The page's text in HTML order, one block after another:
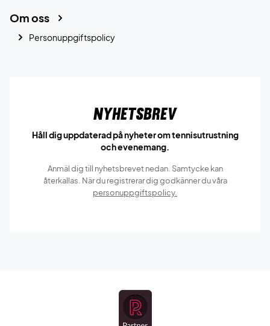
Om oss
Personuppgiftspolicy
Nyhetsbrev
Håll dig uppdaterad på nyheter om tennisutrustning
och evenemang.
Anmäl dig till nyhetsbrevet nedan. Samtycke kan
återkallas. När du registrerar dig godkänner du våra
personuppgiftspolicy.